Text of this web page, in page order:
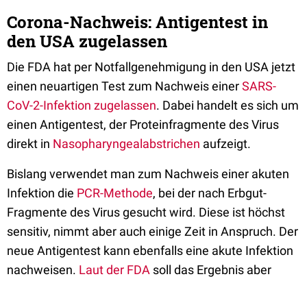
Corona-Nachweis: Antigentest in
den USA zugelassen
Die FDA hat per Notfallgenehmigung in den USA jetzt
einen neuartigen Test zum Nachweis einerSARS-
CoV-2-Infektion zugelassen. Dabei handelt es sich um
einen Antigentest, der Proteinfragmente des Virus
direkt in Nasopharyngealabstrichen aufzeigt.
Bislang verwendet man zum Nachweis einer akuten
Infektion die PCR-Methode, bei der nach Erbgut-
Fragmente des Virus gesucht wird. Diese ist höchst
sensitiv, nimmt aber auch einige Zeit in Anspruch. Der
neue Antigentest kann ebenfalls eine akute Infektion
nachweisen. Laut der FDA soll das Ergebnis aber